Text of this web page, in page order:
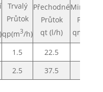
Trvalý
Průtok
qp(m3/h)
Přechodné
Průtok
qt (l/h)
Průtok
qmin(l/h)
1.5 22.5
2.5 37.5